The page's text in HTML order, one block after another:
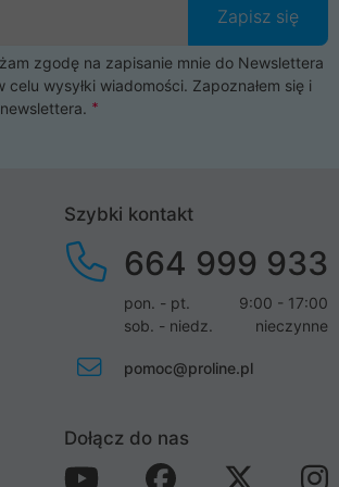
Zapisz się
zgodę na zapisanie mnie do Newslettera
wysyłki wiadomości. Zapoznałem się i
.
Szybki kontakt
664 999 933
pon. - pt.
9:00 - 17:00
sob. - niedz.
nieczynne
pomoc@proline.pl
Dołącz do nas